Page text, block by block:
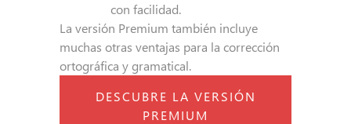
con facilidad.
La versión Premium también incluye
muchas otras ventajas para la corrección
ortográfica y gramatical.
DESCUBRE LA VERSIÓN
PREMIUM